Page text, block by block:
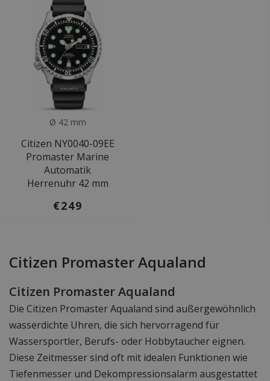
Ø 42 mm
Citizen NY0040-09EE
Promaster Marine
Automatik
Herrenuhr 42 mm
€249
Citizen Promaster Aqualand
Citizen Promaster Aqualand
Die Citizen Promaster Aqualand sind außergewöhnlich
wasserdichte Uhren, die sich hervorragend für
Wassersportler, Berufs- oder Hobbytaucher eignen.
Diese Zeitmesser sind oft mit idealen Funktionen wie
Tiefenmesser und Dekompressionsalarm ausgestattet